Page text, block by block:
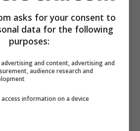
la demo anche per gli altri
potuto provarla in
fiere.
disponibile in Europa
su PlayStation 4 il 6
asks for your consent to
data for the following
purposes:
and content, advertising and
audience research and
information on a device